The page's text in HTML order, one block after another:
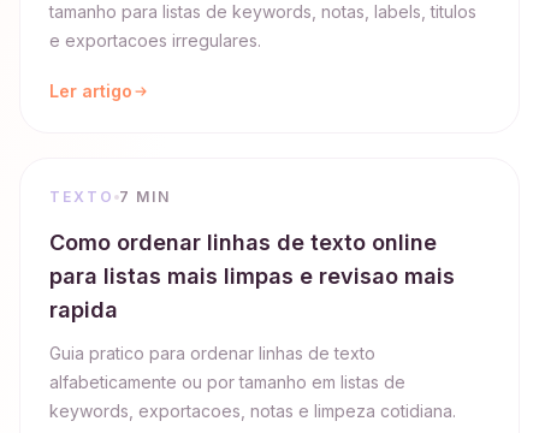
tamanho para listas de keywords, notas, labels, titulos
e exportacoes irregulares.
Ler artigo
TEXTO 7 MIN
Como ordenar linhas de texto online
para listas mais limpas e revisao mais
rapida
Guia pratico para ordenar linhas de texto
alfabeticamente ou por tamanho em listas de
keywords, exportacoes, notas e limpeza cotidiana.